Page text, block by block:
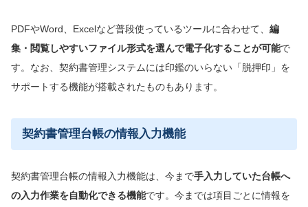
PDFやWord、Excelなど普段使っているツールに合わせて、 編
集・閲覧しやすいファイル形式を選んで電子化することが可能で
す。なお、契約書管理システムには印鑑のいらない「脱押印」を
サポートする機能が搭載されたものもあります。
契約書管理台帳の情報入力機能
契約書管理台帳の情報入力機能は、今まで手入力していた台帳へ
の入力作業を自動化できる機能です。今までは項目ごとに情報を